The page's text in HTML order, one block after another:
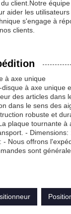
client.Notre
aider les
s'engage à
clients.
à axe unique
à axe unique
des articles dans
dans le sens des
robuste et
plaque tournante
- Dimensions:
- Nous offrons
sont